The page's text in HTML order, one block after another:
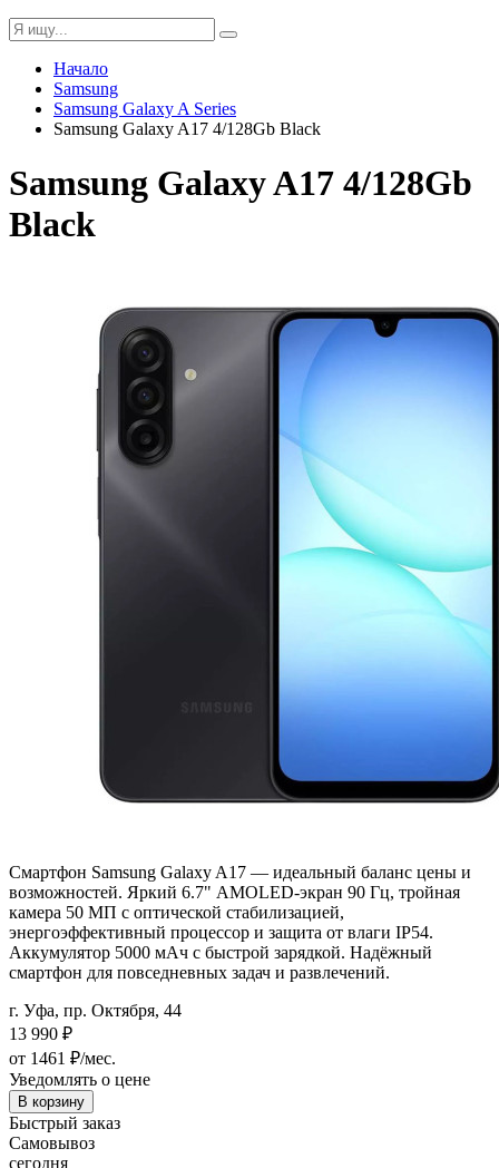
Начало
Samsung
Samsung Galaxy A Series
Samsung Galaxy A17 4/128Gb Black
Samsung Galaxy A17 4/128Gb
Black
Смартфон Samsung Galaxy A17 — идеальный баланс цены и
возможностей. Яркий 6.7" AMOLED-экран 90 Гц, тройная
камера 50 МП с оптической стабилизацией,
энергоэффективный процессор и защита от влаги IP54.
Аккумулятор 5000 мАч с быстрой зарядкой. Надёжный
смартфон для повседневных задач и развлечений.
г. Уфа, пр. Октября, 44
13 990 ₽
от 1461 ₽/мес.
Уведомлять о цене
В корзину
Быстрый заказ
Самовывоз
сегодня